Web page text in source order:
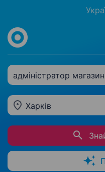
адміністратор
Харків